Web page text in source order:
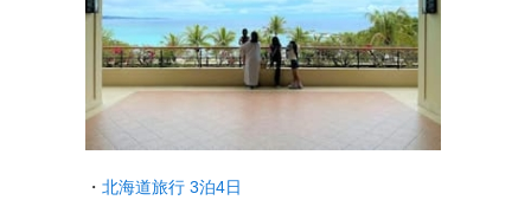
・ 北海道旅行 3泊4日